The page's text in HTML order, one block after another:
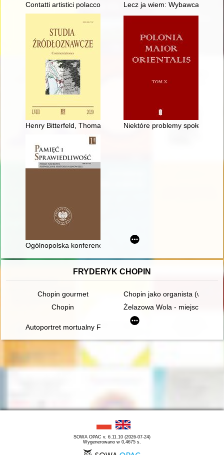
Contatti artistici polacco-italiani 1944-1980 : cinema - teatro
Lecz ja wiem: Wybawca mój
Henry Bitterfeld, Thomas Aquinas and identifying sources in
Niektóre problemy społeczno-
Ogólnopolska konferencja naukowa "Biskupi w
FRYDERYK CHOPIN
Chopin gourmet
Chopin jako organista (w 150.
Chopin
Żelazowa Wola - miejsce
Autoportret mortualny Fryderyka Chopina. Próba analizy
SOWA OPAC v. 6.11.10 (2026-07-24)
Wygenerowano w 0,4675 s.